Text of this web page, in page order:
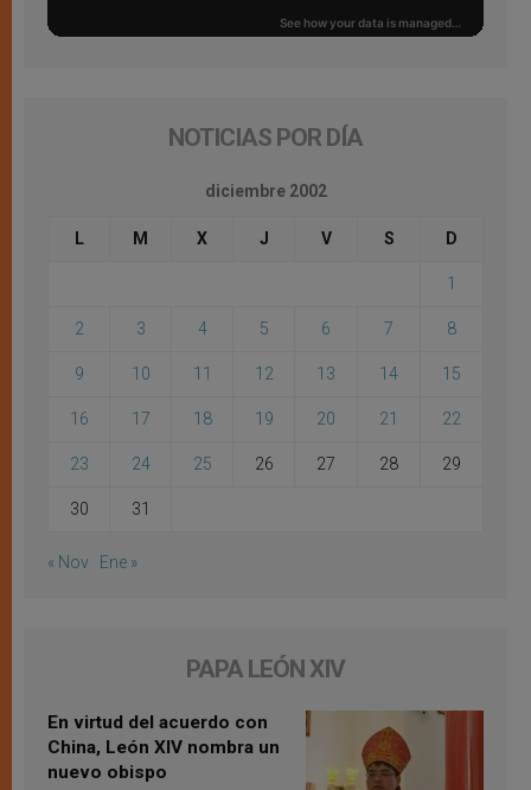
NOTICIAS POR DÍA
diciembre 2002
L M X J V S D
1
2 3 4 5 6 7 8
9 10 11 12 13 14 15
16 17 18 19 20 21 22
23 24 25 26 27 28 29
30 31
« Nov Ene »
PAPA LEÓN XIV
En virtud del acuerdo con
China, León XIV nombra un
nuevo obispo